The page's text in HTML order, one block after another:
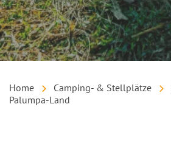
Home Camping- & Stellplätze
Palumpa-Land